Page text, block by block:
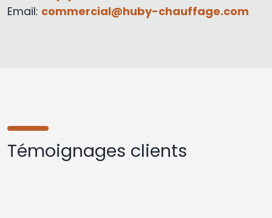
Email: commercial@huby-chauffage.com
Témoignages clients